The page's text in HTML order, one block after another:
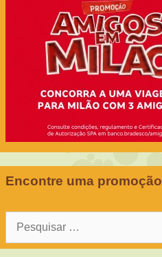
Encontre uma promoção